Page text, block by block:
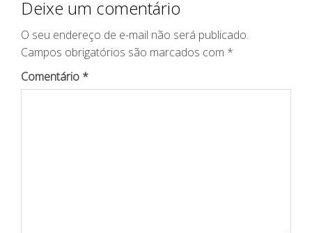
Deixe um comentário
O seu endereço de e-mail não será publicado.
Campos obrigatórios são marcados com *
Comentário *